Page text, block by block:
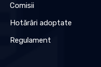
Comisii
Hotărâri adoptate
Regulament